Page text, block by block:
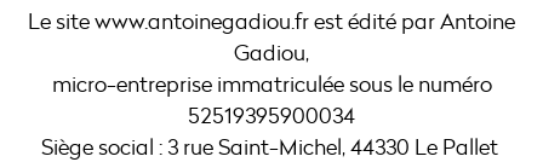
Le site www.antoinegadiou.fr est édité par Antoine
Gadiou,
micro-entreprise immatriculée sous le numéro
52519395900034
Siège social : 3 rue Saint-Michel, 44330 Le Pallet